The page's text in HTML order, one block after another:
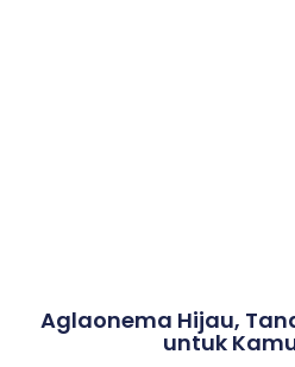
Aglaonema Hijau,
untuk